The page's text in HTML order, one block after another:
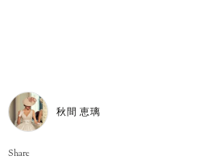
秋間 恵璃
Share